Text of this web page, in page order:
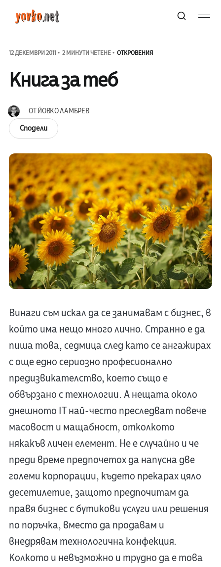
12 ДЕКЕМВРИ 2011 2 МИНУТИ ЧЕТЕНЕ ОТКРОВЕНИЯ
Книга за теб
ОТЙОВКО ЛАМБРЕВ
Сподели
Винаги съм искал да се занимавам с бизнес, в
който има нещо много лично. Странно е да
пиша това, седмица след като се ангажирах
с още едно сериозно професионално
предизвикателство, което също е
обвързано с технологии. А нещата около
днешното IT най-често преследват повече
масовост и мащабност, отколкото
някакъв личен елемент. Не е случайно и че
преди време предпочетох да напусна две
големи корпорации, където прекарах цяло
десетилетие, защото предпочитам да
правя бизнес с бутикови услуги или решения
по поръчка, вместо да продавам и
внедрявам технологична конфекция.
Колкото и невъзможно и трудно да е това